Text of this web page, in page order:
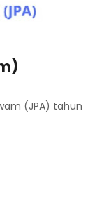
(JPA) tahun